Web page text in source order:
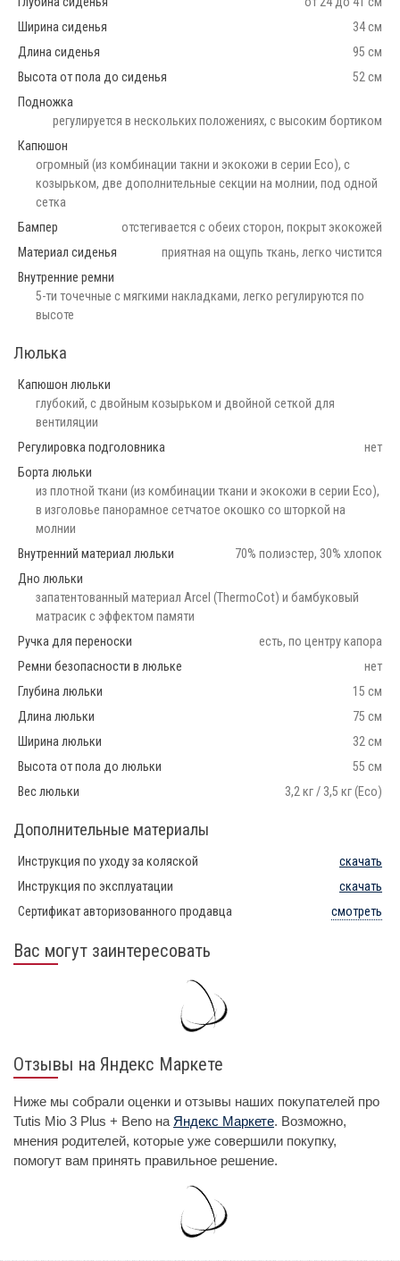
Ширина сиденья
34 см
Длина сиденья
95 см
Высота от пола до сиденья
52 см
Подножка
регулируется в нескольких положениях, с высоким бортиком
Капюшон
огромный (из комбинации такни и экокожи в серии Eco), с
козырьком, две дополнительные секции на молнии, под одной
сетка
Бампер
отстегивается с обеих сторон, покрыт экокожей
Материал сиденья
приятная на ощупь ткань, легко чистится
Внутренние ремни
5-ти точечные с мягкими накладками, легко регулируются по
высоте
Люлька
Капюшон люльки
глубокий, с двойным козырьком и двойной сеткой для
вентиляции
Регулировка подголовника
нет
Борта люльки
из плотной ткани (из комбинации ткани и экокожи в серии Eco),
в изголовье панорамное сетчатое окошко со шторкой на
молнии
Внутренний материал люльки
70% полиэстер, 30% хлопок
Дно люльки
запатентованный материал Arcel (ThermoCot) и бамбуковый
матрасик с эффектом памяти
Ручка для переноски
есть, по центру капора
Ремни безопасности в люльке
нет
Глубина люльки
15 см
Длина люльки
75 см
Ширина люльки
32 см
Высота от пола до люльки
55 см
Вес люльки
3,2 кг / 3,5 кг (Eco)
Дополнительные материалы
Инструкция по уходу за коляской
скачать
Инструкция по эксплуатации
скачать
Сертификат авторизованного продавца
смотреть
Вас могут заинтересовать
Отзывы на Яндекс Маркете
Ниже мы собрали оценки и отзывы наших покупателей про
Tutis Mio 3 Plus + Beno на Яндекс Маркете. Возможно,
мнения родителей, которые уже совершили покупку,
помогут вам принять правильное решение.